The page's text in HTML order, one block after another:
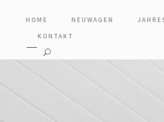
HOME NEUWAGEN
KONTAKT